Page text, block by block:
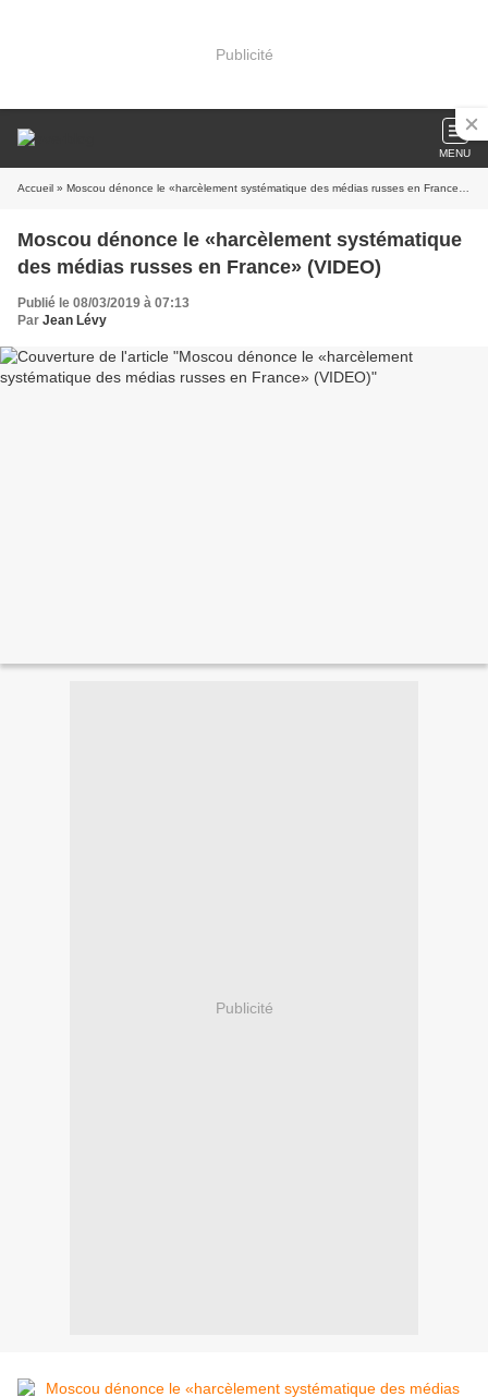
Publicité
MENU
Accueil » Moscou dénonce le «harcèlement systématique des médias russes en France» (VIDEO)
Moscou dénonce le «harcèlement systématique
des médias russes en France» (VIDEO)
Publié le 08/03/2019 à 07:13
Par Jean Lévy
Publicité